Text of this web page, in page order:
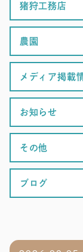
猪狩工務店
農園
メディア掲載
お知らせ
その他
ブログ